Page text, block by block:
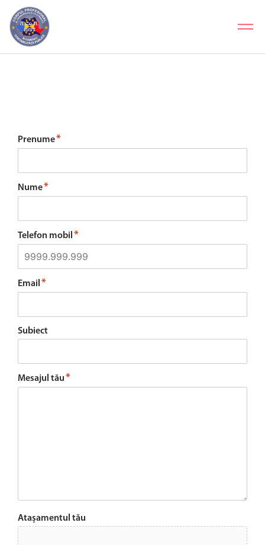
Prenume*
Nume*
Telefon mobil*
Email*
Subiect
Mesajul tău*
Atașamentul tău